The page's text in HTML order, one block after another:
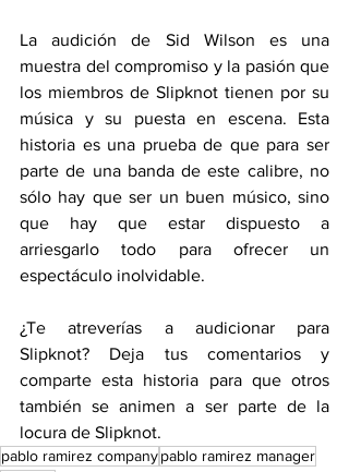
La audición de Sid Wilson es una
muestra del compromiso y la pasión que
los miembros de Slipknot tienen por su
música y su puesta en escena. Esta
historia es una prueba de que para ser
parte de una banda de este calibre, no
sólo hay que ser un buen músico, sino
que hay que estar dispuesto a
arriesgarlo todo para ofrecer un
espectáculo inolvidable.
¿Te atreverías a audicionar para
Slipknot? Deja tus comentarios y
comparte esta historia para que otros
también se animen a ser parte de la
locura de Slipknot.
pablo ramirez companypablo ramirez manager